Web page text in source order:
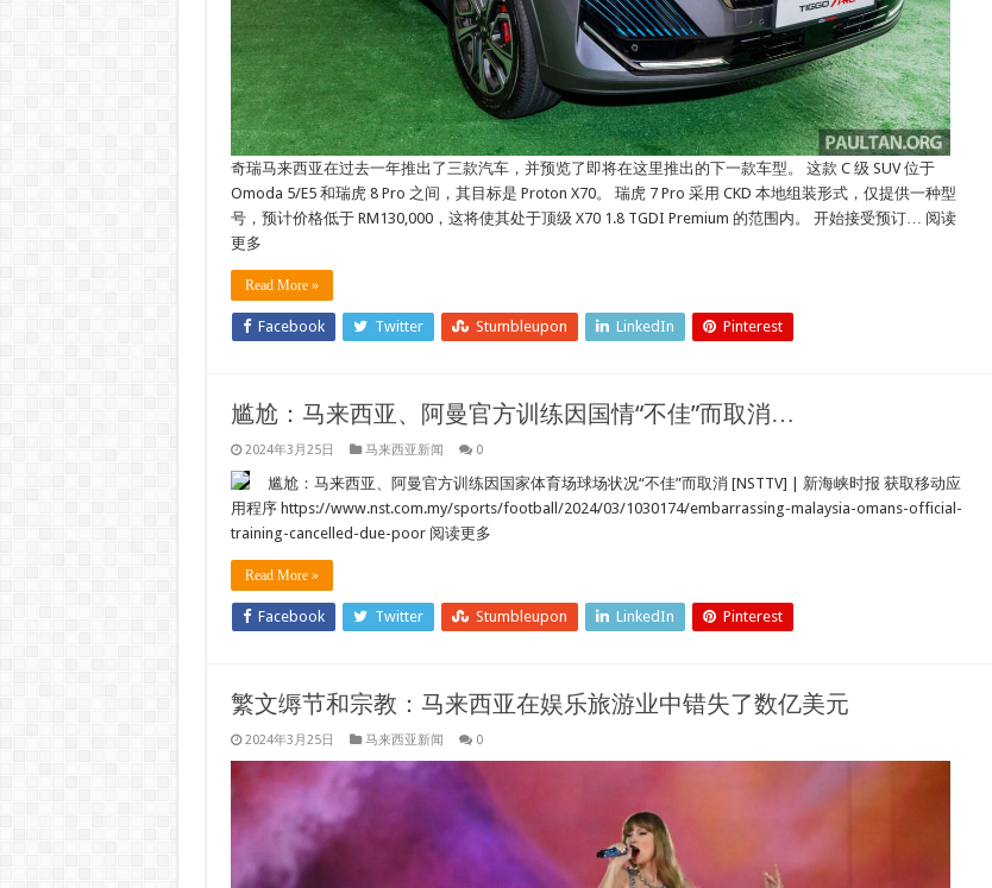
奇瑞马来西亚在过去一年推出了三款汽车，并预览了即将在这里推出的下一款车型。 这款 C 级 SUV 位于
Omoda 5/E5 和瑞虎 8 Pro 之间，其目标是 Proton X70。 瑞虎 7 Pro 采用 CKD 本地组装形式，仅提供一种型
号，预计价格低于 RM130,000，这将使其处于顶级 X70 1.8 TGDI Premium 的范围内。 开始接受预订… 阅读
更多
Read More »
Facebook Twitter Stumbleupon LinkedIn Pinterest
尴尬：马来西亚、阿曼官方训练因国情“不佳”而取消…
2024年3月25日 马来西亚新闻 0
尴尬：马来西亚、阿曼官方训练因国家体育场球场状况“不佳”而取消 [NSTTV] | 新海峡时报 获取移动应
用程序 https://www.nst.com.my/sports/football/2024/03/1030174/embarrassing-malaysia-omans-official-
training-cancelled-due-poor 阅读更多
Read More »
Facebook Twitter Stumbleupon LinkedIn Pinterest
繁文缛节和宗教：马来西亚在娱乐旅游业中错失了数亿美元
2024年3月25日 马来西亚新闻 0